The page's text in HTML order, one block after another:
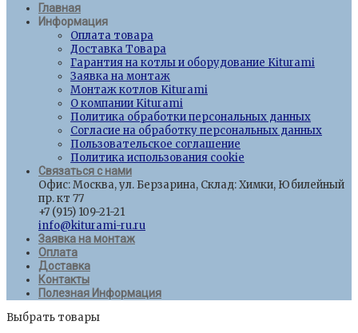
Главная
Информация
Оплата товара
Доставка Товара
Гарантия на котлы и оборудование Kiturami
Заявка на монтаж
Монтаж котлов Kiturami
О компании Kiturami
Политика обработки персональных данных
Согласие на обработку персональных данных
Пользовательское соглашение
Политика использования cookie
Связаться с нами
Офис: Москва, ул. Берзарина, Склад: Химки, Юбилейный
пр. кт 77
+7 (915) 109-21-21
info@kiturami-ru.ru
Заявка на монтаж
Оплата
Доставка
Контакты
Полезная Информация
Выбрать товары